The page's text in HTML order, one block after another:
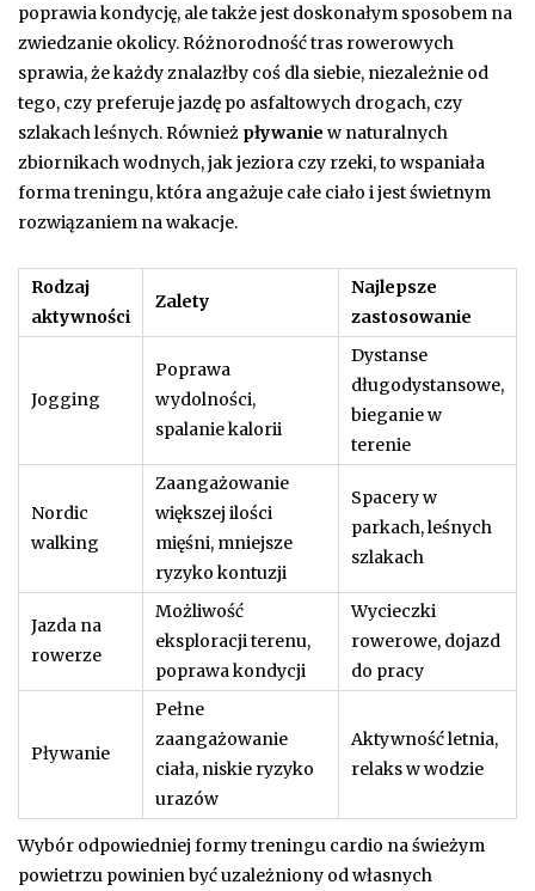
poprawia kondycję, ale także jest doskonałym sposobem na
zwiedzanie okolicy. Różnorodność tras rowerowych
sprawia, że każdy znalazłby coś dla siebie, niezależnie od
tego, czy preferuje jazdę po asfaltowych drogach, czy
szlakach leśnych. Również pływanie w naturalnych
zbiornikach wodnych, jak jeziora czy rzeki, to wspaniała
forma treningu, która angażuje całe ciało i jest świetnym
rozwiązaniem na wakacje.
Rodzaj
aktywności
Zalety
Najlepsze
zastosowanie
Jogging
Poprawa
wydolności,
spalanie kalorii
Dystanse
długodystansowe,
bieganie w
terenie
Nordic
walking
Zaangażowanie
większej ilości
mięśni, mniejsze
ryzyko kontuzji
Spacery w
parkach, leśnych
szlakach
Jazda na
rowerze
Możliwość
eksploracji terenu,
poprawa kondycji
Wycieczki
rowerowe, dojazd
do pracy
Pływanie
Pełne
zaangażowanie
ciała, niskie ryzyko
urazów
Aktywność letnia,
relaks w wodzie
Wybór odpowiedniej formy treningu cardio na świeżym
powietrzu powinien być uzależniony od własnych